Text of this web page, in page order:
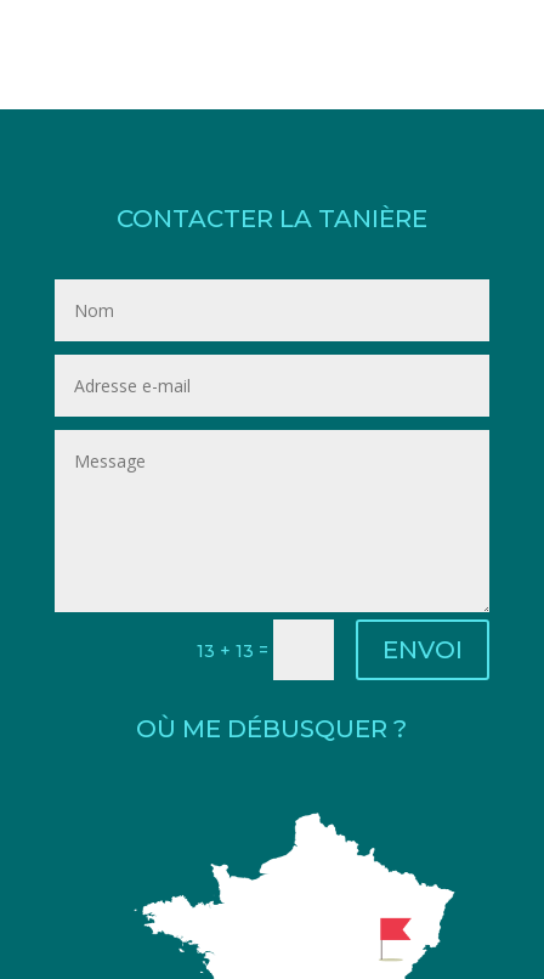
CONTACTER LA TANIÈRE
13 + 13 = ENVOI
OÙ ME DÉBUSQUER ?